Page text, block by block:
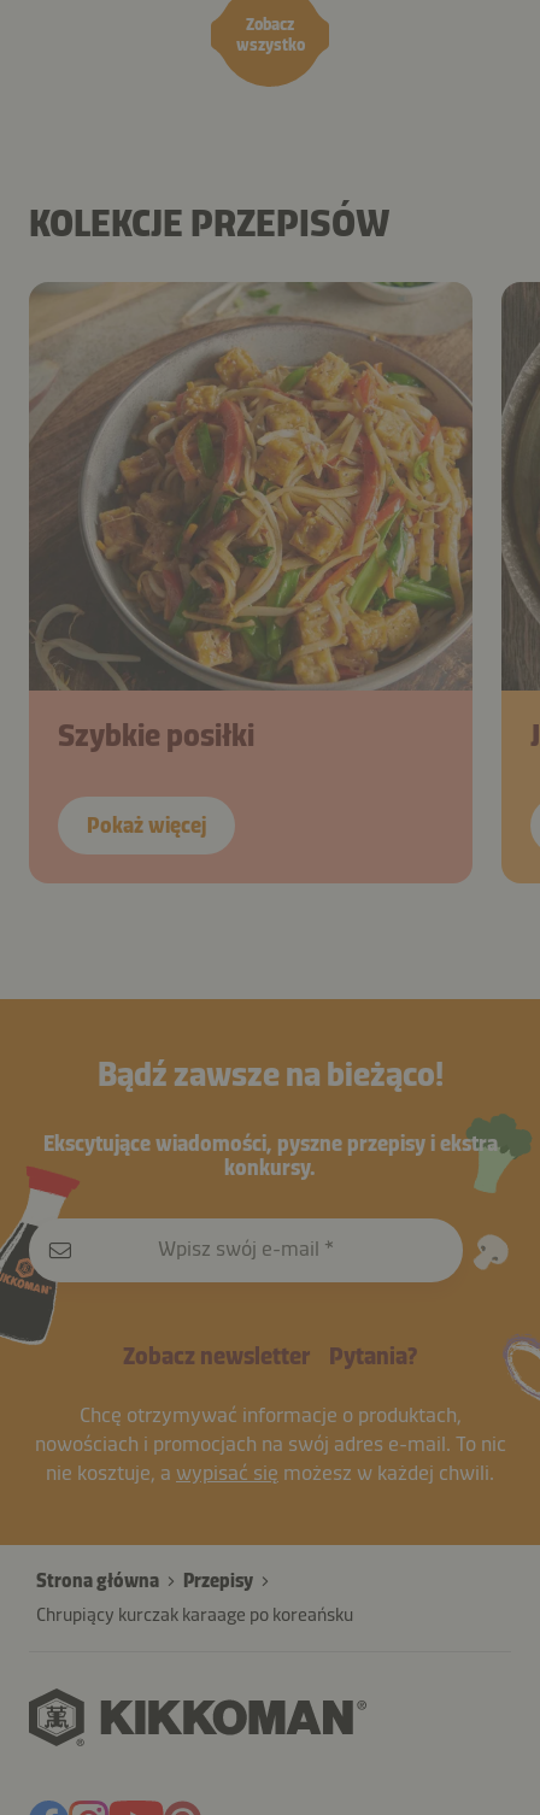
Zobacz
wszystko
KOLEKCJE PRZEPISÓW
Szybkie posiłki
Pokaż więcej
Bądź zawsze na bieżąco!
Ekscytujące wiadomości, pyszne przepisy i ekstra
konkursy.
Wpisz swój e-mail
Zobacz newsletter Pytania?
Chcę otrzymywać informacje o produktach,
nowościach i promocjach na swój adres e-mail. To nic
nie kosztuje, a wypisać się możesz w każdej chwili.
Strona główna
Przepisy
Chrupiący kurczak karaage po koreańsku